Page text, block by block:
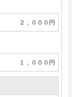
２，０００円
１，０００円